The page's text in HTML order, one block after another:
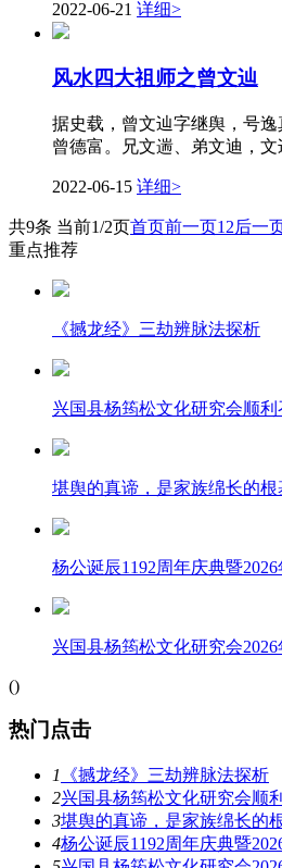
2022-06-21 详细>
风水四大祖师之曾文辿
据史载，曾文辿字继舆，号
曾德富。兄文遄、弟文迪，
2022-06-15 详细>
共9条 当前1/2页首页前一页1 2后一
重点推荐
《撼龙经》三劫辨脉法探析
兴国县杨筠松文化研究会顺
堪舆的真谛，是家族绵长的根
杨公诞辰1192周年庆典暨
兴国县杨筠松文化研究会2026
()
热门点击
1
《撼龙经》三劫辨脉法探析
2兴国县杨筠松文化研究会顺
3堪舆的真谛，是家族绵长的
4杨公诞辰1192周年庆典暨